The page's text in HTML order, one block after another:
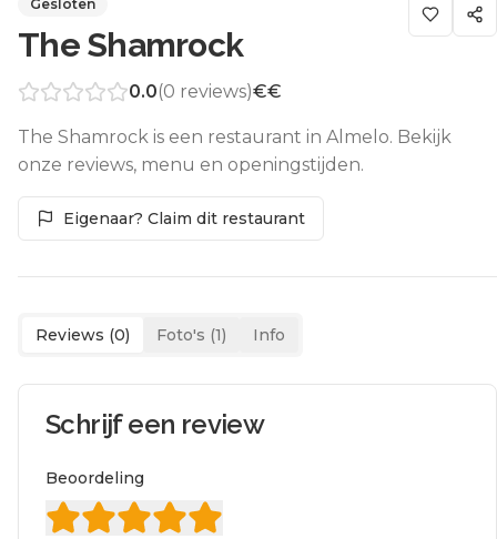
Gesloten
The Shamrock
0.0(0 reviews)€€
The Shamrock is een restaurant in Almelo. Bekijk
onze reviews, menu en openingstijden.
Eigenaar? Claim dit restaurant
Reviews (0) Foto's (1) Info
Schrijf een review
Beoordeling